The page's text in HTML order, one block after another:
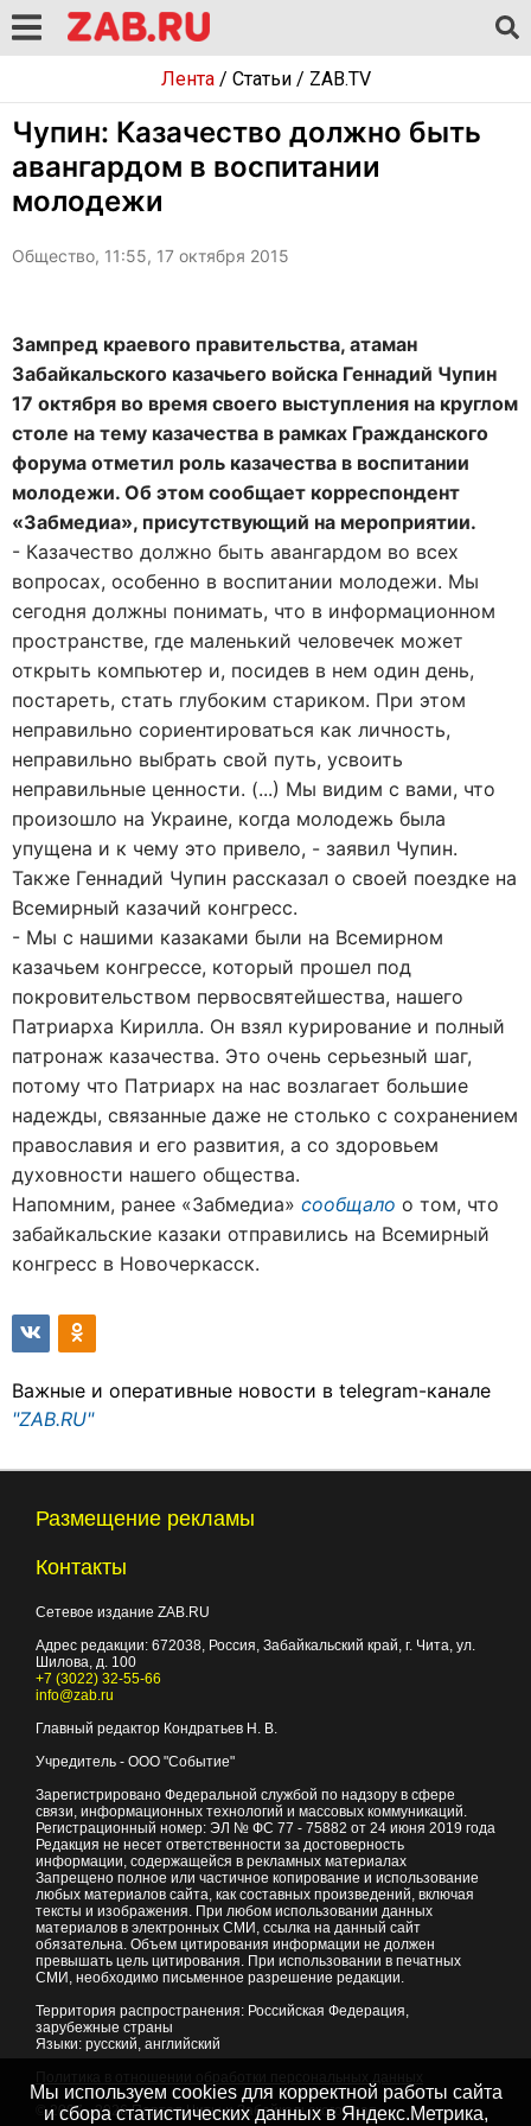
Лента/ Статьи/ ZAB.TV
Чупин: Казачество должно быть
авангардом в воспитании
молодежи
Общество, 11:55, 17 октября 2015
Зампред краевого правительства, атаман
Забайкальского казачьего войска Геннадий Чупин
17 октября во время своего выступления на круглом
столе на тему казачества в рамках Гражданского
форума отметил роль казачества в воспитании
молодежи. Об этом сообщает корреспондент
«Забмедиа», присутствующий на мероприятии.
- Казачество должно быть авангардом во всех
вопросах, особенно в воспитании молодежи. Мы
сегодня должны понимать, что в информационном
пространстве, где маленький человечек может
открыть компьютер и, посидев в нем один день,
постареть, стать глубоким стариком. При этом
неправильно сориентироваться как личность,
неправильно выбрать свой путь, усвоить
неправильные ценности. (...) Мы видим с вами, что
произошло на Украине, когда молодежь была
упущена и к чему это привело, - заявил Чупин.
Также Геннадий Чупин рассказал о своей поездке на
Всемирный казачий конгресс.
- Мы с нашими казаками были на Всемирном
казачьем конгрессе, который прошел под
покровительством первосвятейшества, нашего
Патриарха Кирилла. Он взял курирование и полный
патронаж казачества. Это очень серьезный шаг,
потому что Патриарх на нас возлагает большие
надежды, связанные даже не столько с сохранением
православия и его развития, а со здоровьем
духовности нашего общества.
Напомним, ранее «Забмедиа» сообщало о том, что
забайкальские казаки отправились на Всемирный
конгресс в Новочеркасск.
Важные и оперативные новости в telegram-канале
"ZAB.RU"
Размещение рекламы
Контакты
Сетевое издание ZAB.RU
Адрес редакции: 672038, Россия, Забайкальский край, г. Чита, ул.
Шилова, д. 100
+7 (3022) 32-55-66
info@zab.ru
Главный редактор Кондратьев Н. В.
Учредитель - ООО "Событие"
Зарегистрировано Федеральной службой по надзору в сфере
связи, информационных технологий и массовых коммуникаций.
Регистрационный номер: ЭЛ № ФС 77 - 75882 от 24 июня 2019 года
Редакция не несет ответственности за достоверность
информации, содержащейся в рекламных материалах
Запрещено полное или частичное копирование и использование
любых материалов сайта, как составных произведений, включая
тексты и изображения. При любом использовании данных
материалов в электронных СМИ, ссылка на данный сайт
обязательна. Объем цитирования информации не должен
превышать цель цитирования. При использовании в печатных
СМИ, необходимо письменное разрешение редакции.
Территория распространения: Российская Федерация,
зарубежные страны
Языки: русский, английский
© 2007 - 2026Портал Читы и Забайкальского края
Мы используем cookies для корректной работы сайта
и сбора статистических данных в Яндекс.Метрика,